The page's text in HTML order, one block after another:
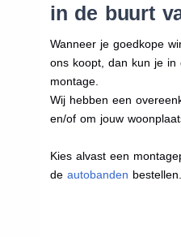
in de buurt
Wanneer je goedkope
ons koopt, dan kun je
montage.
Wij hebben een
en/of om jouw
Kies alvast een
de autobanden bestellen.